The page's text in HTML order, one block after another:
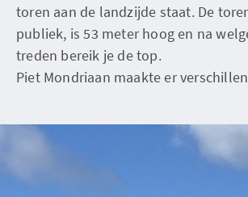
toren aan de landzijde staat. De
publiek, is 53 meter hoog en na
treden bereik je de top.
Piet Mondriaan maakte er